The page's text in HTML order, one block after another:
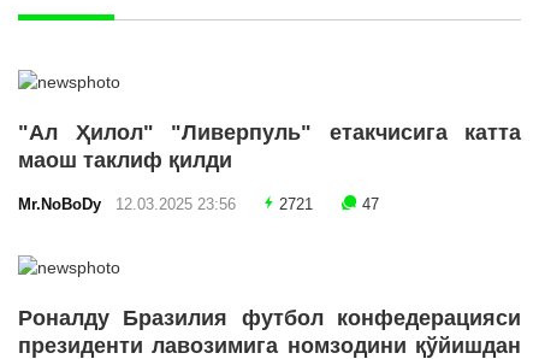
"Ал Ҳилол" "Ливерпуль" етакчисига катта
маош таклиф қилди
Mr.NoBoDy 12.03.2025 23:56 2721 47
Роналду Бразилия футбол конфедерацияси
президенти лавозимига номзодини қўйишдан